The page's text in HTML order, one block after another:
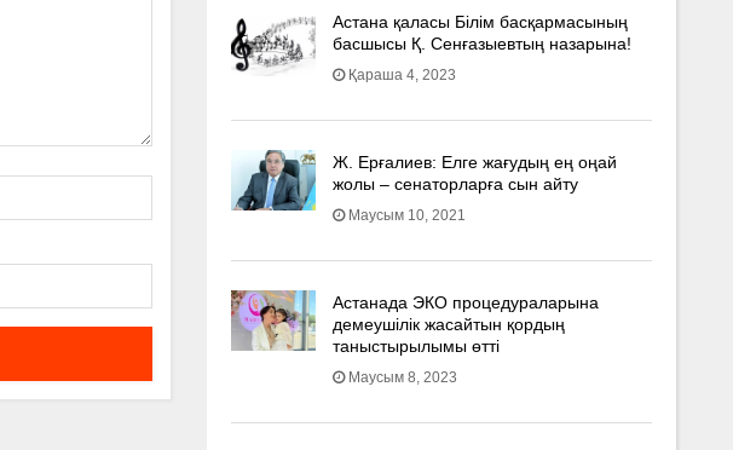
Астана қаласы Білім басқармасының
басшысы Қ. Сенғазыевтың назарына!
Қараша 4, 2023
Ж. Ерғалиев: Елге жағудың ең оңай
жолы – сенаторларға сын айту
Маусым 10, 2021
Астанада ЭКО процедураларына
демеушілік жасайтын қордың
таныстырылымы өтті
Маусым 8, 2023